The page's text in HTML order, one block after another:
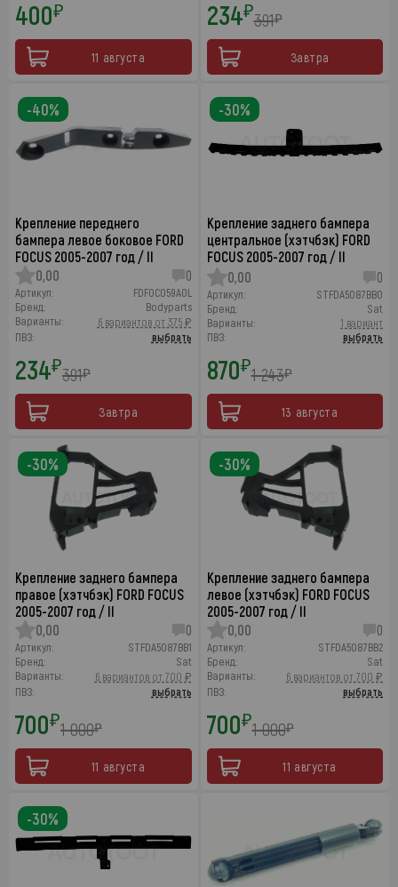
400₽
11 августа
234₽391₽
Завтра
Крепление переднего
бампера левое боковое FORD
FOCUS 2005-2007 год / II
0,00
0
Артикул:
FDFOC059A0L
Бренд:
Bodyparts
Варианты:
6 вариантов от 375 ₽
ПВЗ:
выбрать
234₽391₽
Завтра
-40%
Крепление заднего бампера
центральное (хэтчбэк) FORD
FOCUS 2005-2007 год / II
0,00
0
Артикул:
STFDA5087BB0
Бренд:
Sat
Варианты:
1 вариант
ПВЗ:
выбрать
870₽1 243₽
13 августа
-30%
Крепление заднего бампера
правое (хэтчбэк) FORD FOCUS
2005-2007 год / II
0,00
0
Артикул:
STFDA5087BB1
Бренд:
Sat
Варианты:
6 вариантов от 700 ₽
ПВЗ:
выбрать
700₽1 000₽
11 августа
-30%
Крепление заднего бампера
левое (хэтчбэк) FORD FOCUS
2005-2007 год / II
0,00
0
Артикул:
STFDA5087BB2
Бренд:
Sat
Варианты:
6 вариантов от 700 ₽
ПВЗ:
выбрать
700₽1 000₽
11 августа
-30%
-30%